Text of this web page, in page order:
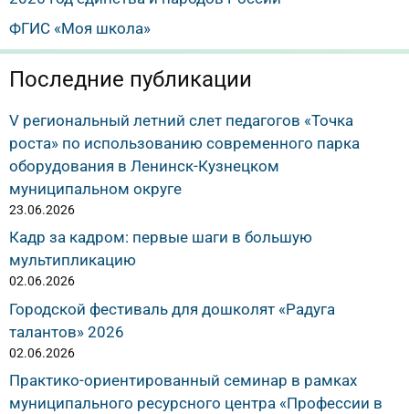
ФГИС «Моя школа»
Последние публикации
V региональный летний слет педагогов «Точка
роста» по использованию современного парка
оборудования в Ленинск-Кузнецком
муниципальном округе
23.06.2026
Кадр за кадром: первые шаги в большую
мультипликацию
02.06.2026
Городской фестиваль для дошколят «Радуга
талантов» 2026
02.06.2026
Практико-ориентированный семинар в рамках
муниципального ресурсного центра «Профессии в